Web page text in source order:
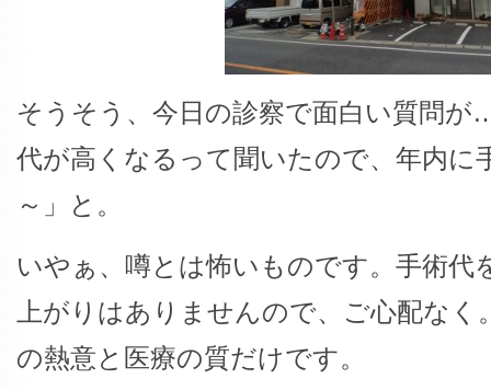
そうそう、今日の診察で面白い質問が
代が高くなるって聞いたので、年内に
～」と。
いやぁ、噂とは怖いものです。手術代
上がりはありませんので、ご心配な
の熱意と医療の質だけです。